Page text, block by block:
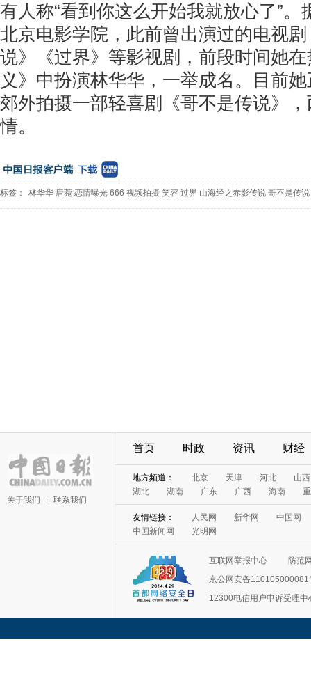
有人称“看到你这么开始我就放心了”。
北京电影学院，此前曾出演过的电视
说》《过界》等影视剧，前段时间她
义》中扮演林华华，一举成名。目前
郊外拍摄一部轻喜剧《哥不是传说》
情。
标签： 林华华 唐菀 恋情曝光 666 视频拍摄 笑容 过界 山海经之赤影传说 哥不是传说
关于我们 联系我们
首页 时政 资讯 财经
地方频道： 北京 天津 河北
山西
湖北
湖南 广东 广西 海南
友情链接： 人民网 新华网
中国网
中国新闻网
光明网
互联网举报中心
防范
京公网安备110105000081
12300电信用户申诉受理中